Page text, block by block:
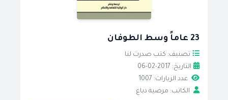
23 عاماً وسط الطوفان
تصنيف: كتب صدرت لنا
التاريخ: 2017-02-06
عدد الزيارات: 1007
الكاتب: مرضية دباغ